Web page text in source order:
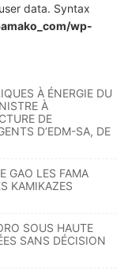
data. Syntax
wp-
À ÉNERGIE DU
À
DE
D’EDM-SA, DE
GAO LES FAMA
KAMIKAZES
SOUS HAUTE
SANS DÉCISION